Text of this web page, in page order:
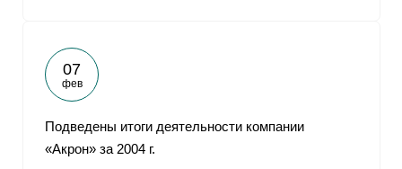
07
фев
Подведены итоги деятельности компании
«Акрон» за 2004 г.